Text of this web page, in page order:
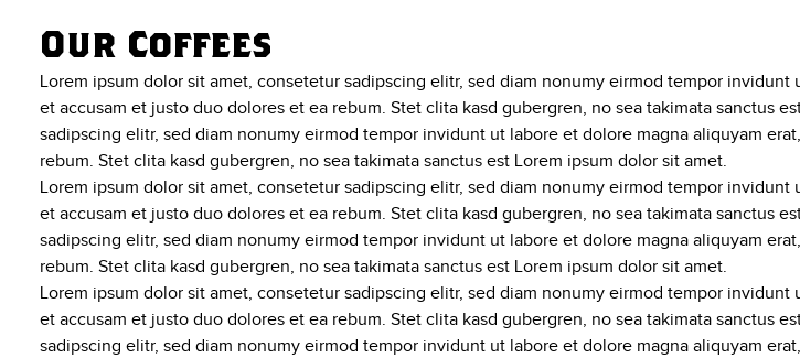
Our Coffees
Lorem ipsum dolor sit amet, consetetur sadipscing elitr, sed diam nonumy eirmod tempor
et accusam et justo duo dolores et ea rebum. Stet clita kasd gubergren, no sea takimata sanctus
sadipscing elitr, sed diam nonumy eirmod tempor invidunt ut labore et dolore magna aliquyam
rebum. Stet clita kasd gubergren, no sea takimata sanctus est Lorem ipsum dolor sit amet.
Lorem ipsum dolor sit amet, consetetur sadipscing elitr, sed diam nonumy eirmod tempor
et accusam et justo duo dolores et ea rebum. Stet clita kasd gubergren, no sea takimata sanctus
sadipscing elitr, sed diam nonumy eirmod tempor invidunt ut labore et dolore magna aliquyam
rebum. Stet clita kasd gubergren, no sea takimata sanctus est Lorem ipsum dolor sit amet.
Lorem ipsum dolor sit amet, consetetur sadipscing elitr, sed diam nonumy eirmod tempor
et accusam et justo duo dolores et ea rebum. Stet clita kasd gubergren, no sea takimata sanctus
sadipscing elitr, sed diam nonumy eirmod tempor invidunt ut labore et dolore magna aliquyam